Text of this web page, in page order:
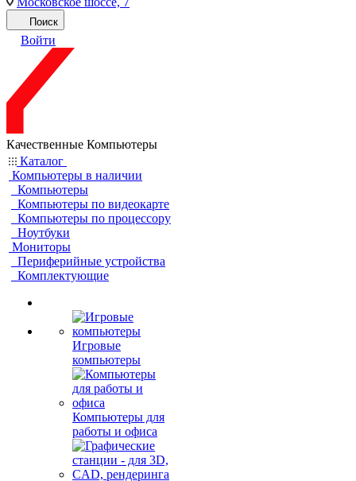
Поиск
Войти
Качественные Компьютеры
Каталог
Компьютеры в наличии
Компьютеры
Компьютеры по видеокарте
Компьютеры по процессору
Ноутбуки
Мониторы
Периферийные устройства
Комплектующие
Игровые
компьютеры
Компьютеры для
работы и офиса